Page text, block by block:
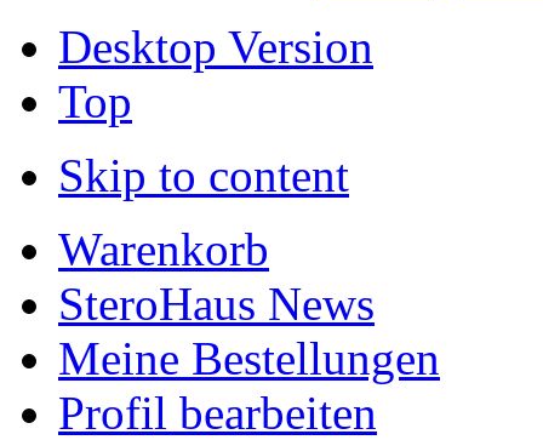
Desktop Version
Top
Skip to content
Warenkorb
SteroHaus News
Meine Bestellungen
Profil bearbeiten